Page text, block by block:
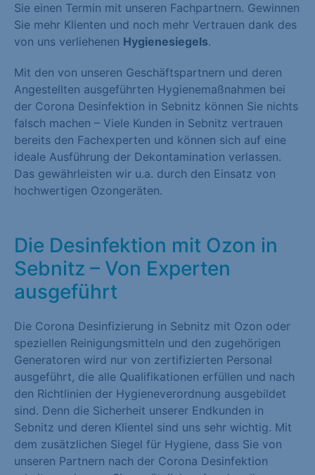
Sie einen Termin mit unseren Fachpartnern. Gewinnen
Sie mehr Klienten und noch mehr Vertrauen dank des
von uns verliehenen Hygienesiegels.
Mit den von unseren Geschäftspartnern und deren
Angestellten ausgeführten Hygienemaßnahmen bei
der Corona Desinfektion in Sebnitz können Sie nichts
falsch machen – Viele Kunden in Sebnitz vertrauen
bereits den Fachexperten und können sich auf eine
ideale Ausführung der Dekontamination verlassen.
Das gewährleisten wir u.a. durch den Einsatz von
hochwertigen Ozongeräten.
Die Desinfektion mit Ozon in
Sebnitz – Von Experten
ausgeführt
Die Corona Desinfizierung in Sebnitz mit Ozon oder
speziellen Reinigungsmitteln und den zugehörigen
Generatoren wird nur von zertifizierten Personal
ausgeführt, die alle Qualifikationen erfüllen und nach
den Richtlinien der Hygieneverordnung ausgebildet
sind. Denn die Sicherheit unserer Endkunden in
Sebnitz und deren Klientel sind uns sehr wichtig. Mit
dem zusätzlichen Siegel für Hygiene, dass Sie von
unseren Partnern nach der Corona Desinfektion